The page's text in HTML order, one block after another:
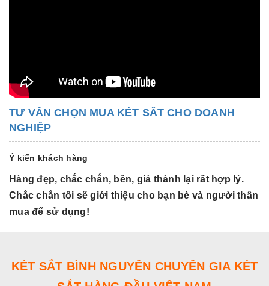
TƯ VẤN CHỌN MUA KÉT SẮT CHO DOANH
NGHIỆP
Ý kiến khách hàng
Hàng đẹp, chắc chắn, bền, giá thành lại rất hợp lý.
Chắc chắn tôi sẽ giới thiệu cho bạn bè và người thân
mua để sử dụng!
KÉT SẮT BÌNH NGUYÊN CHUYÊN GIA KÉT